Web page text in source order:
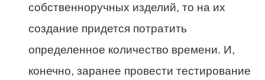
собственноручных изделий, то на их
создание придется потратить
определенное количество времени. И,
конечно, заранее провести тестирование